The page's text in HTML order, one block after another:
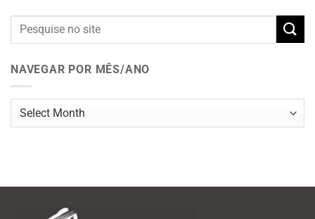
NAVEGAR POR MÊS/ANO
Navegar